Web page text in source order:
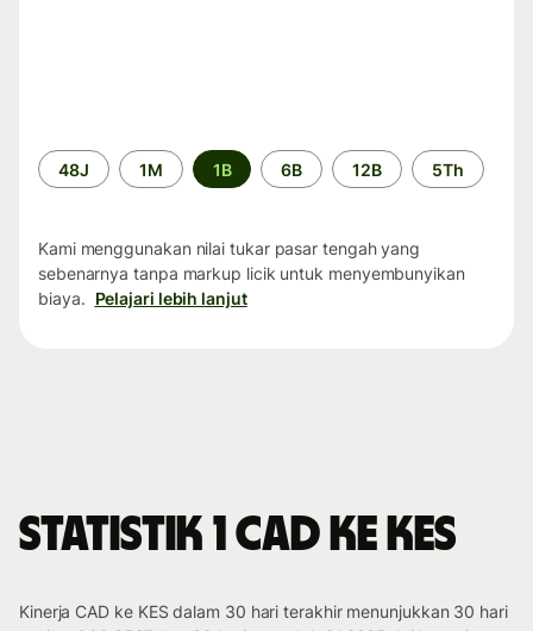
Periode
waktu
48J 1M 1B 6B 12B 5Th
Kami menggunakan nilai tukar pasar tengah yang
sebenarnya tanpa markup licik untuk menyembunyikan
biaya. Pelajari lebih lanjut
Statistik 1 CAD ke KES
Kinerja CAD ke KES dalam 30 hari terakhir menunjukkan 30 hari